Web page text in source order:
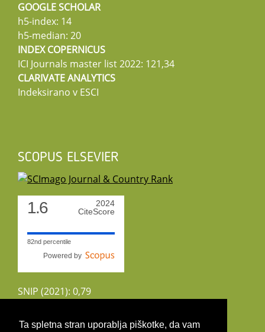
Ta spletna stran uporablja piškotke, da vam
GOOGLE SCHOLAR
h5-index: 14
h5-median: 20
INDEX COPERNICUS
ICI Journals master list 2022: 121,34
CLARIVATE ANALYTICS
Indeksirano v ESCI
SCOPUS ELSEVIER
1.6
2024
CiteScore
82nd percentile
Powered by
SNIP (2021): 0,79